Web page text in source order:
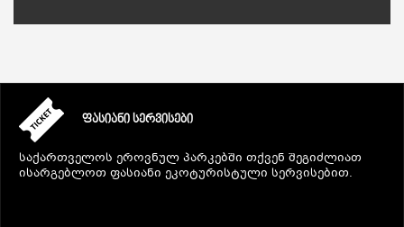
ᲤᲐᲡᲘᲐᲜᲘ ᲡᲔᲠᲕᲘᲡᲔᲑᲘ
საქართველოს ეროვნულ პარკებში თქვენ შეგიძლიათ
ისარგებლოთ ფასიანი ეკოტურისტული სერვისებით.